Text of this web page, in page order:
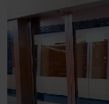
Prescripción
Proyectos
Sobre nosotros